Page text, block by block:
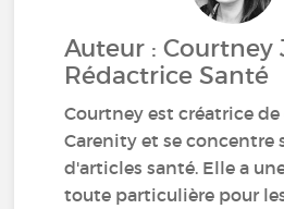
Auteur : Courtney
Rédactrice Santé
Courtney est créatrice
Carenity et se concentre
d'articles santé. Elle a
toute particulière pour